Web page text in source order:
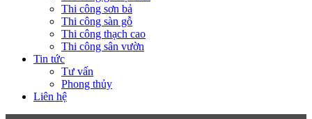
Thi công sơn bả
Thi công sàn gỗ
Thi công thạch cao
Thi công sân vườn
Tin tức
Tư vấn
Phong thủy
Liên hệ